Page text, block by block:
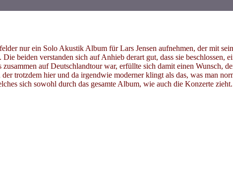
nur ein Solo Akustik Album für Lars Jensen aufnehmen, der mit
beiden verstanden sich auf Anhieb derart gut, dass sie beschlossen,
auf Deutschlandtour war, erfüllte sich damit einen Wunsch,
trotzdem hier und da irgendwie moderner klingt als das, was man
sich sowohl durch das gesamte Album, wie auch die Konzerte zieht.